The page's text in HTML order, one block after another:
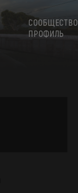
СООБЩЕСТВО
ПРОФИЛЬ